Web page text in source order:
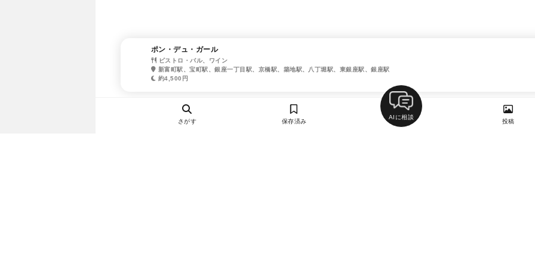
ポン・デュ・ガール
ビストロ・バル、ワイン
新富町駅、宝町駅、銀座一丁目駅、京橋駅、築地駅、八丁堀駅、東銀座駅、銀座駅
約4,500円
さがす 保存済み
AIに相談
投稿